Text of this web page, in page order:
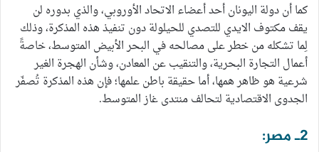
كما أن دولة اليونان أحد أعضاء الاتحاد الأوروبي، والذي بدوره لن
يقف مكتوف الايدي للتصدي للحيلولة دون تنفيذ هذه المذكرة، وذلك
لِما تشكله من خطر على مصالحه في البحر الأبيض المتوسط، خاصةً
أعمال التجارة البحرية، والتنقيب عن المعادن، وشأن الهجرة الغير
شرعية هو ظاهر همها، أما حقيقة باطن علمها؛ فإن هذه المذكرة تُصفّر
الجدوى الاقتصادية لتحالف منتدى غاز المتوسط.
2ـ مصر: